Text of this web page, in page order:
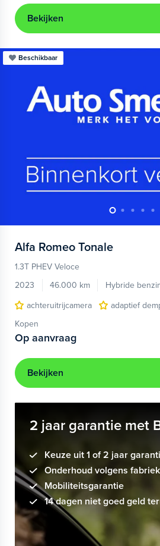
Bekijken
Beschikbaar
Alfa Romeo Tonale
1.3T PHEV Veloce
2023
46.000 km Hybride
achteruitrijcamera
adaptief
Kopen
Op aanvraag
Bekijken
2 jaar garantie met
Keuze uit 1 of 2 jaar
Onderhoud volgens
Mobiliteitsgarantie
14 dagen niet goed geld